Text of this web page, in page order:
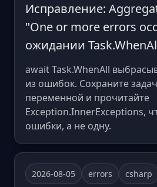
Исправление:
"One or more errors
ожидании
await Task.WhenAll
из ошибок. Сохраните
переменной и прочитайте
Exception.InnerExceptions,
ошибки, а не одну.
2026-08-05 errors csharp